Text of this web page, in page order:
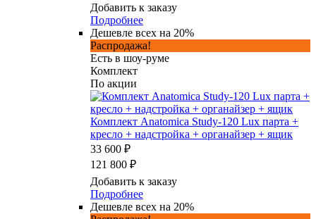
Добавить к заказу
Подробнее
Дешевле всех на 20%
Распродажа!
Есть в шоу-руме
Комплект
По акции
Комплект Anatomica Study-120 Lux парта +
кресло + надстройка + органайзер + ящик
33 600 ₽
121 800 ₽
Добавить к заказу
Подробнее
Дешевле всех на 20%